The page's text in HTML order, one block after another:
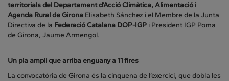
territorials del Departament d’Acció Climàtica, Alimentació i
Agenda Rural de Girona Elisabeth Sánchez i el Membre de la Junta
Directiva de la Federació Catalana DOP-IGP i President IGP Poma
de Girona, Jaume Armengol.
Un pla ampli que arriba enguany a 11 fires
La convocatòria de Girona és la cinquena de l’exercici, que dobla les